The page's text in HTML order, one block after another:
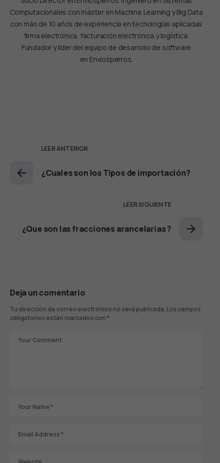
Computacionales con máster en Machine Learning y Big Data
con más de 10 años de experiencia en tecnologías aplicadas
firma electrónica, facturación electrónica y logística.
Fundador y líder del equipo de desarrollo de software
en Envíosperros.
LEER ANTERIOR
¿Cuales son los Tipos de importación?
LEER SIGUIENTE
¿Que son las fracciones arancelarias ?
Deja un comentario
Tu dirección de correo electrónico no será publicada. Los campos
obligatorios están marcados con*